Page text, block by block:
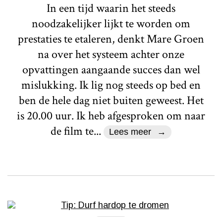
In een tijd waarin het steeds
noodzakelijker lijkt te worden om
prestaties te etaleren, denkt Mare Groen
na over het systeem achter onze
opvattingen aangaande succes dan wel
mislukking. Ik lig nog steeds op bed en
ben de hele dag niet buiten geweest. Het
is 20.00 uur. Ik heb afgesproken om naar
de film te...
Lees meer